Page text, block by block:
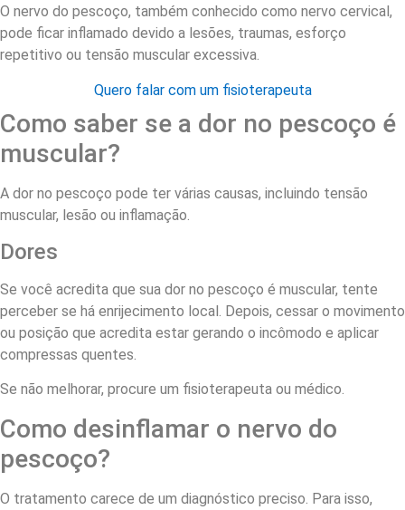
O nervo do pescoço, também conhecido como nervo cervical,
pode ficar inflamado devido a lesões, traumas, esforço
repetitivo ou tensão muscular excessiva.
Quero falar com um fisioterapeuta
Como saber se a dor no pescoço é
muscular?
A dor no pescoço pode ter várias causas, incluindo tensão
muscular, lesão ou inflamação.
Dores
Se você acredita que sua dor no pescoço é muscular, tente
perceber se há enrijecimento local. Depois, cessar o movimento
ou posição que acredita estar gerando o incômodo e aplicar
compressas quentes.
Se não melhorar, procure um fisioterapeuta ou médico.
Como desinflamar o nervo do
pescoço?
O tratamento carece de um diagnóstico preciso. Para isso,